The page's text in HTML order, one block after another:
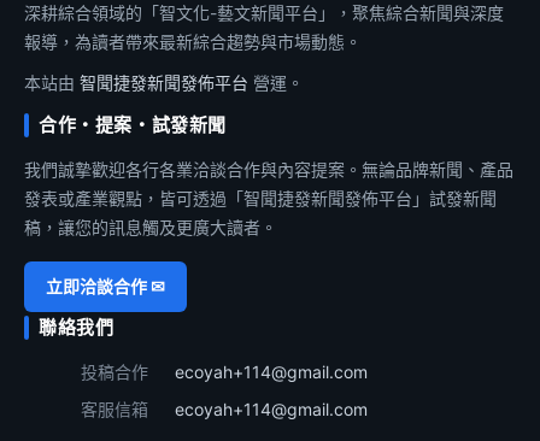
深耕綜合領域的「智文化-藝文新聞平台」，聚焦綜合新聞與深度
報導，為讀者帶來最新綜合趨勢與市場動態。
本站由 智聞捷發新聞發佈平台 營運。
合作・提案・試發新聞
我們誠摯歡迎各行各業洽談合作與內容提案。無論品牌新聞、產品
發表或產業觀點，皆可透過「智聞捷發新聞發佈平台」試發新聞
稿，讓您的訊息觸及更廣大讀者。
立即洽談合作 ✉
聯絡我們
投稿合作
ecoyah+114@gmail.com
客服信箱
ecoyah+114@gmail.com